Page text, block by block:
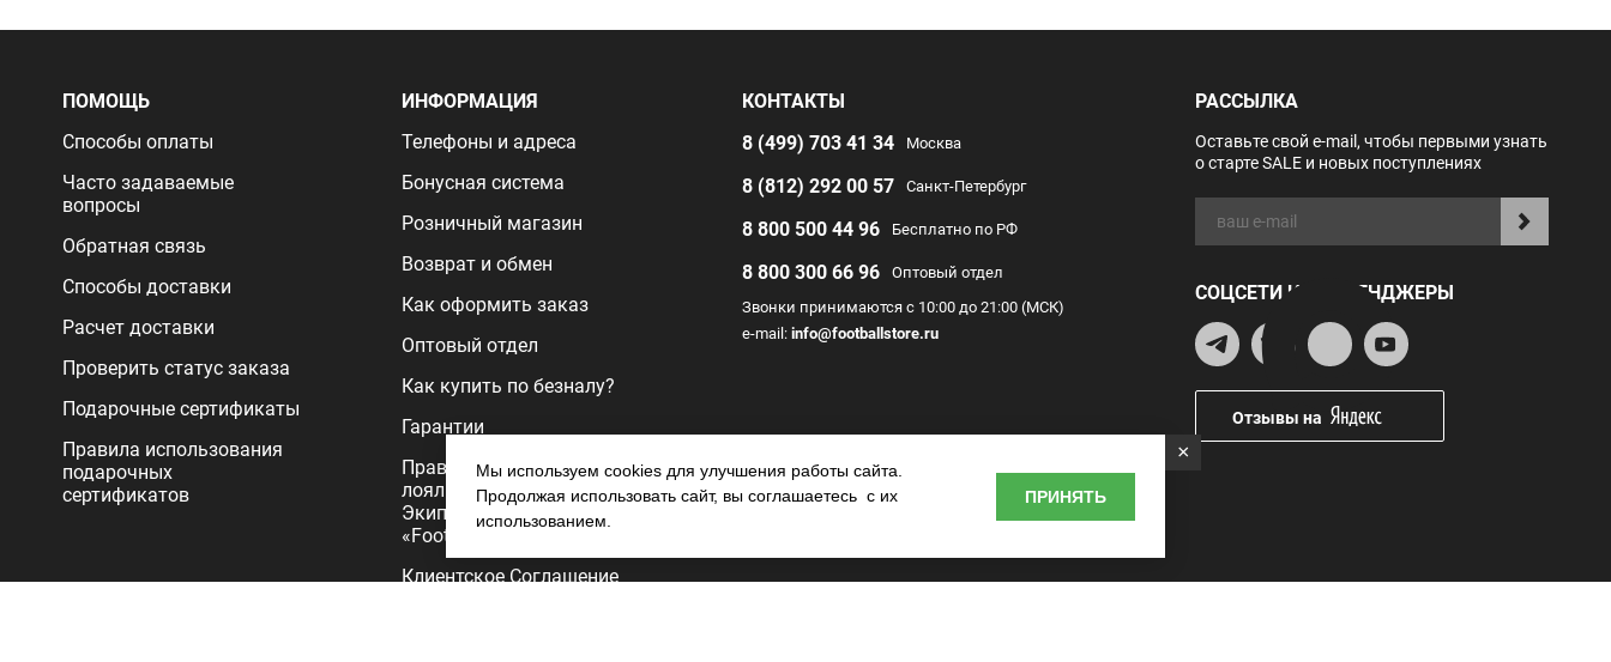
ПОМОЩЬ
Способы оплаты
Часто задаваемые
вопросы
Обратная связь
Способы доставки
Расчет доставки
Проверить статус заказа
Подарочные сертификаты
Правила использования
подарочных
сертификатов
ИНФОРМАЦИЯ
Телефоны и адреса
Бонусная система
Розничный магазин
Возврат и обмен
Как оформить заказ
Оптовый отдел
Как купить по безналу?
Гарантии
Правила программы
лояльности
Экипировочного центра
«FootballStore»
Клиентское Соглашение
КОНТАКТЫ
8 (499) 703 41 34
Москва
8 (812) 292 00 57 Санкт-Петербург
8 800 500 44 96 Бесплатно по РФ
8 800 300 66 96
Оптовый отдел
Звонки принимаются с 10:00 до 21:00 (МСК)
e-mail: info@footballstore.ru
РАССЫЛКА
Оставьте свой e-mail, чтобы первыми узнать
о старте SALE и новых поступлениях
СОЦСЕТИ И МЕССЕНДЖЕРЫ
Отзывы на
×
Мы используем cookies для улучшения работы сайта.
Продолжая использовать сайт, вы соглашаетесь с их
использованием.
ПРИНЯТЬ